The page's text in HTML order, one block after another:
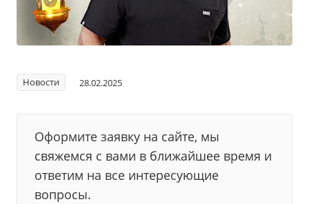
Новости 28.02.2025
Оформите заявку на сайте, мы
свяжемся с вами в ближайшее время и
ответим на все интересующие
вопросы.